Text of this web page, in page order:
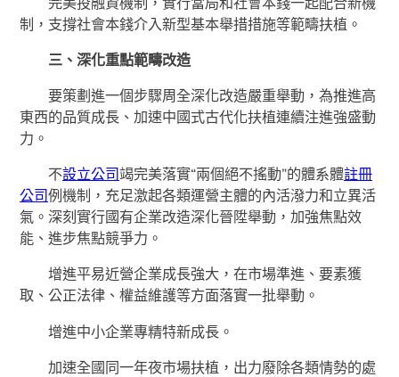
制，支撐社會本錢介入新型基本舉措措施等範疇扶植。
三、深化重點範疇改造
要策劃進一個步驟周全深化改造嚴重舉動，為推進高
東西的品質成長、加速中國式古代化扶植連續注進強盛動
力。
不設立公司竭完美落實“兩個絕不搖動”的體系體註冊
公司例機制，充足激起各類運營主體的內活潑力和立異活
氣。深刻實行國有企業改造深化晉陞舉動，加強焦點效
能、進步焦點競爭力。
增進平易近營企業成長強大，在市場準進、要素獲
取、公正法律、權益維護等方面落實一批舉動。
增進中小企業專精特新成長。
加速全國同一年夜市場扶植，出力廢除各類情勢的處